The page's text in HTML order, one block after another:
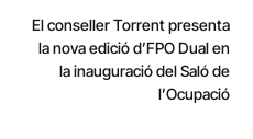
El conseller Torrent presenta
la nova edició d’FPO Dual en
la inauguració del Saló de
l’Ocupació